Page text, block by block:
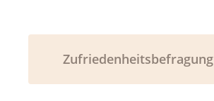
Zufriedenheitsbefragung